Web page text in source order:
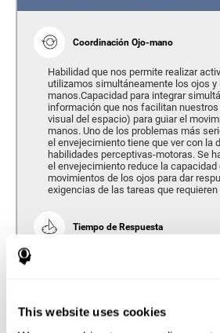
This website uses cookies
Coordinación Ojo-mano
Habilidad que nos permite realizar
utilizamos simultáneamente los ojos y
manos.Capacidad para integrar
información que nos facilitan
visual del espacio) para guiar el
manos. Uno de los problemas más
el envejecimiento tiene que ver con la
habilidades perceptivas-motoras. Se
el envejecimiento reduce la capacidad
movimientos de los ojos para dar
exigencias de las tareas que
Tiempo de Respuesta
Se refiere a la cantidad de tiempo que
momento en que nuestro cerebro
tiempo para responder a una misma